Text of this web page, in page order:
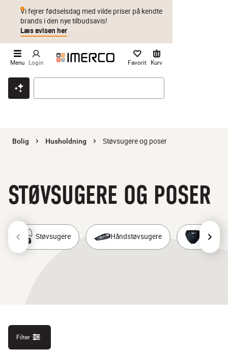
Klik & hent Byt i 1 år Prismatch
Vi fejrer fødselsdag med vilde priser på kendte
brands i den nye tilbudsavis!
Læs avisen her
Menu Login Favorit Kurv
Bolig Husholdning Støvsugere og poser
STØVSUGERE OG POSER
Støvsugere Håndstøvsugere
Filter